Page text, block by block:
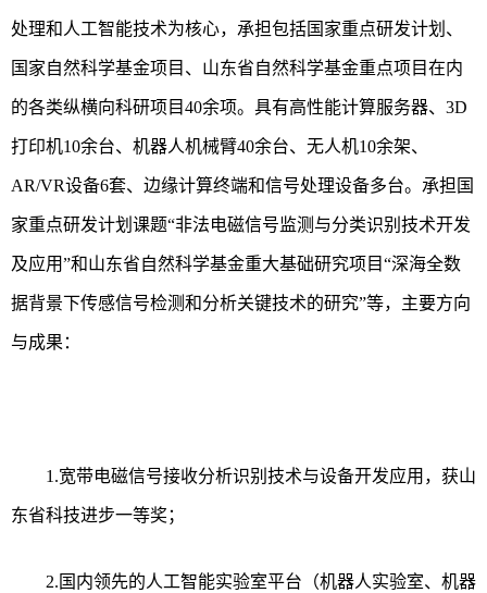
处理和人工智能技术为核心，承担包括国家重点研发计划、
国家自然科学基金项目、山东省自然科学基金重点项目在内
的各类纵横向科研项目40余项。具有高性能计算服务器、 3D
打印机10余台、机器人机械臂40余台、无人机10余架、
AR/VR设备6套、边缘计算终端和信号处理设备多台。承担国
家重点研发计划课题“非法电磁信号监测与分类识别技术开发
及应用”和山东省自然科学基金重大基础研究项目“深海全数
据背景下传感信号检测和分析关键技术的研究”等，主要方向
与成果：
1.宽带电磁信号接收分析识别技术与设备开发应用，获山
东省科技进步一等奖；
2. 国内领先的人工智能实验室平台（机器人实验室、机器